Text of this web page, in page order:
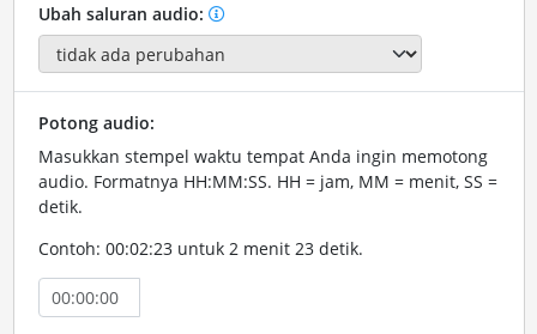
Ubah saluran audio:
Potong audio:
Masukkan stempel waktu tempat Anda ingin memotong
audio. Formatnya HH:MM:SS. HH = jam, MM = menit, SS =
detik.
Contoh: 00:02:23 untuk 2 menit 23 detik.